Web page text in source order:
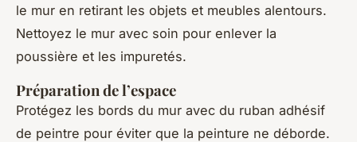
le mur en retirant les objets et meubles alentours.
Nettoyez le mur avec soin pour enlever la
poussière et les impuretés.
Préparation de l’espace
Protégez les bords du mur avec du ruban adhésif
de peintre pour éviter que la peinture ne déborde.